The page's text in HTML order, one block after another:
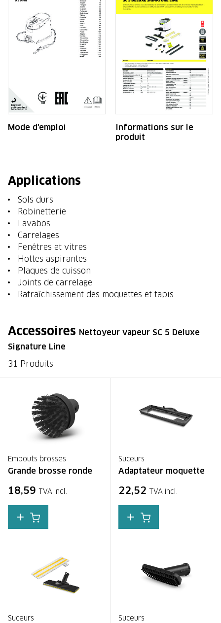
Mode d'emploi
Informations sur le
produit
Applications
Sols durs
Robinetterie
Lavabos
Carrelages
Fenêtres et vitres
Hottes aspirantes
Plaques de cuisson
Joints de carrelage
Rafraîchissement des moquettes et tapis
Accessoires Nettoyeur vapeur SC 5 Deluxe
Signature Line
31 Produits
Embouts brosses
Grande brosse ronde
18,59 TVA incl.
Suceurs
Adaptateur moquette
22,52 TVA incl.
Suceurs Suceurs